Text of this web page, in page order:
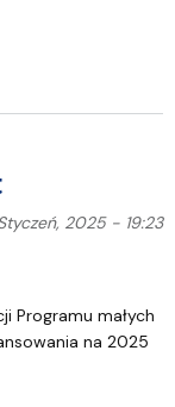
Badań
2025 - 19:23
Programu małych
na 2025